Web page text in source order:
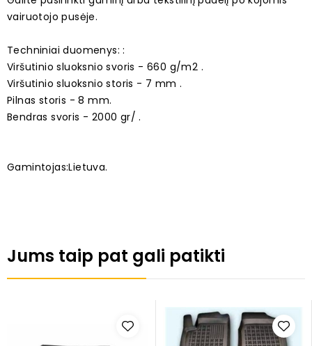
vairuotojo pusėje.
Techniniai duomenys: :
Viršutinio sluoksnio svoris - 660 g/m2 .
Viršutinio sluoksnio storis - 7 mm .
Pilnas storis - 8 mm.
Bendras svoris - 2000 gr/ .
Gamintojas:Lietuva.
Jums taip pat gali patikti